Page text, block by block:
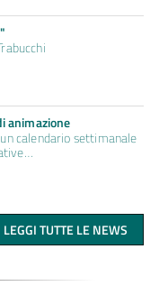
animazione
calendario settimanale
LEGGI TUTTE LE NEWS